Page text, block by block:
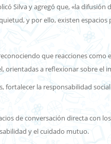
Silva y agregó que, «la difusión
y por ello, existen espacios
que reacciones
a reflexionar sobre
la responsabilidad
de conversación directa con
y el cuidado mutuo.